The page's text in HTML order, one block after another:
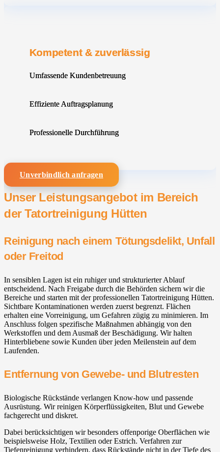
Kompetent & zuverlässig
Umfassende Kundenbetreuung
Effiziente Auftragsplanung
Professionelle Durchführung
Unverbindlich anfragen
Unser Leistungsangebot im Bereich
der Tatortreinigung Hütten
Reinigung nach einem Tötungsdelikt, Unfall
oder Freitod
In sensiblen Lagen ist ein ruhiger und strukturierter Ablauf
entscheidend. Nach Freigabe durch die Behörden sichern wir die
Bereiche und starten mit der professionellen Tatortreinigung Hütten.
Sichtbare Kontaminationen werden zuerst begrenzt. Flächen
erhalten eine Vorreinigung, um Gefahren zügig zu minimieren. Im
Anschluss folgen spezifische Maßnahmen abhängig von den
Werkstoffen und dem Ausmaß der Beschädigung. Wir halten
Hinterbliebene sowie Kunden über jeden Meilenstein auf dem
Laufenden.
Entfernung von Gewebe- und Blutresten
Biologische Rückstände verlangen Know-how und passende
Ausrüstung. Wir reinigen Körperflüssigkeiten, Blut und Gewebe
fachgerecht und diskret.
Dabei berücksichtigen wir besonders offenporige Oberflächen wie
beispielsweise Holz, Textilien oder Estrich. Verfahren zur
Tiefenreinigung verhindern, dass Rückstände nicht in der Tiefe des